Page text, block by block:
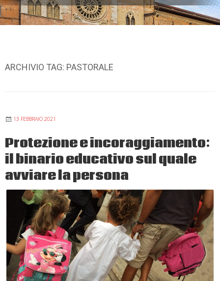
ARCHIVIO TAG: PASTORALE
13 FEBBRAIO 2021
Protezione e incoraggiamento:
il binario educativo sul quale
avviare la persona